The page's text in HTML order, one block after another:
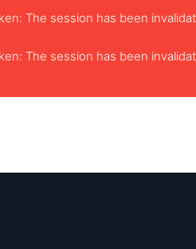
The session has been
The session has been